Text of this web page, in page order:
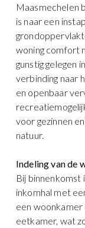
Maasmechelen
is naar een
woning comfort
gunstig gelegen
verbinding naar
en openbaar
voor gezinnen
natuur.
Indeling van de
Bij binnenkomst
inkomhal met
een woonkamer
eetkamer, wat